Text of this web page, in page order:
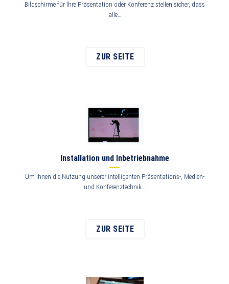
Bildschirme für Ihre Präsentation oder Konferenz stellen sicher, dass
alle…
ZUR SEITE
Installation und Inbetriebnahme
Um Ihnen die Nutzung unserer intelligenten Präsentations-, Medien-
und Konferenztechnik…
ZUR SEITE